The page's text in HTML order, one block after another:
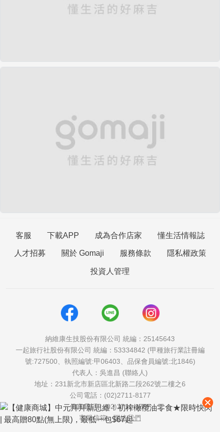
客服 下載APP 成為合作店家 懂生活情報誌
人才招募 關於 Gomaji 服務條款 隱私權政策
投資人管理
納維康生技股份有限公司 統編：25145643
一起旅行社股份有限公司 統編：53334842 (甲種旅行業註冊編
號:727500、執照編號:甲06403、品保會員編號:北1846)
代表人：吳進昌 (聯絡人)
地址：231新北市新店區北新路二段262號二樓之6
公司電話：(02)2711-8177
傳真電話：(02)2711-1757
客服信箱：聯絡我們